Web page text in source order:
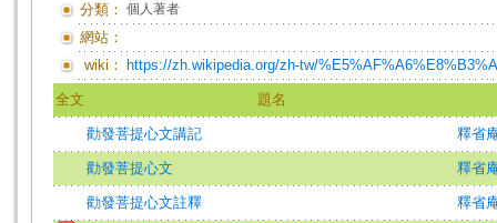
分類： 個人著者
網站：
wiki：
https://zh.wikipedia.org/zh-tw/
全文 題名
勸發菩提心文講記 釋省
勸發菩提心文 釋省
勸發菩提心文註釋 釋省